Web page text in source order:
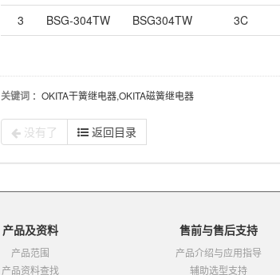
3
BSG-304TW BSG304TW 3C
关键词 ：OKITA干簧继电器,OKITA磁簧继电器
没有了 返回目录
产品及资料
产品范围
产品资料查找
售前与售后支持
产品介绍与应用指导
辅助选型支持